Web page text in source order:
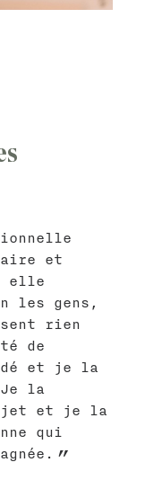
et
elle
les gens,
rien
de
et je la
la
et je la
qui